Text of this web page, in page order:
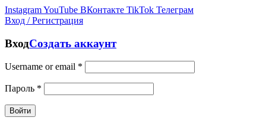
InstagramYouTube ВКонтакте TikTok Телеграм
Вход / Регистрация
ВходСоздать аккаунт
Username or email *
Пароль *
Войти